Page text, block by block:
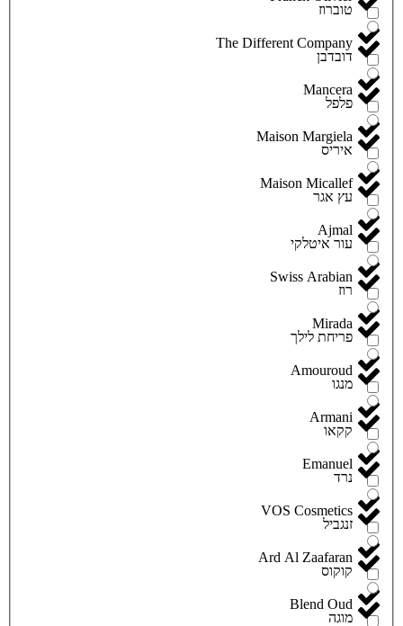
The Different Company
Mancera
Maison Margiela
Maison Micallef
Ajmal
Swiss Arabian
Mirada
Amouroud
Armani
Emanuel
VOS Cosmetics
Ard Al Zaafaran
Blend Oud
טוברוז
דובדבן
פלפל
איריס
עץ אגר
עור איטלקי
רוז
פריחת לילך
מנגו
קקאו
נרד
זנגביל
קוקוס
מוגה